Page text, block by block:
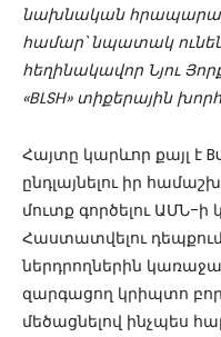
նախնական
համար՝ նպատակ
հեղինակավոր Նյու
«BLSH» տիքերային
Հայտը կարևոր քայլ է
ընդլայնելու իր
մուտք գործելու ԱՄՆ-ի
Հաստատվելու
ներդրողներին
զարգացող կրիպտո
մեծացնելով ինչպես